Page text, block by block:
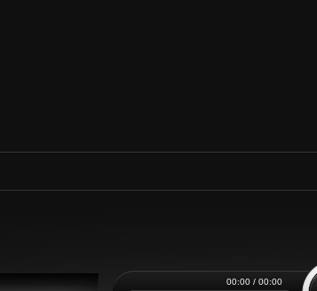
00:00 / 00:00